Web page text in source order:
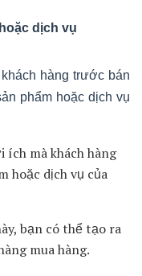
hàng trước bán
cụ thể để minh
này.
khách hàng trước
khách hàng.
điểm demografic,
khách hàng.